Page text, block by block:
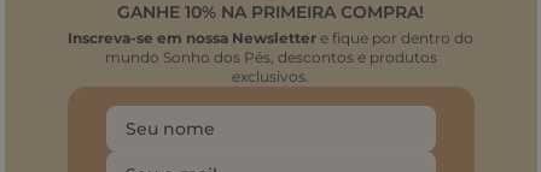
GANHE 10% NA PRIMEIRA COMPRA!
Inscreva-se em nossa Newsletter e fique por dentro do
mundo Sonho dos Pés, descontos e produtos
exclusivos.